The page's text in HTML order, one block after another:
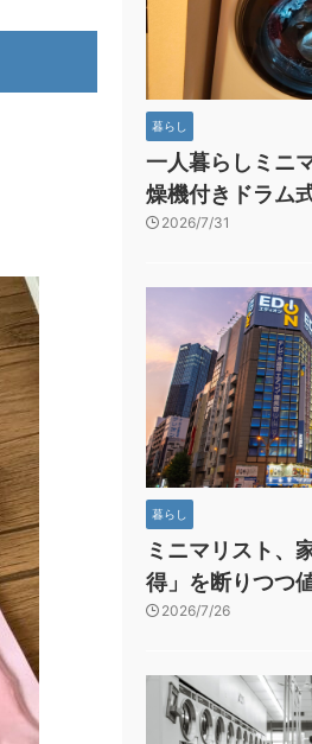
暮らし
一人暮らしミニ
燥機付きドラム
2026/7/31
暮らし
ミニマリスト、
得」を断りつつ
2026/7/26